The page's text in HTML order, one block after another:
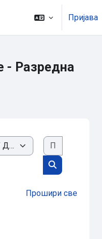
Пријава
- Разредна
Претражи
Прошири све